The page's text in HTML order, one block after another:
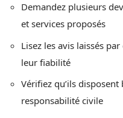
Demandez plusieurs
et services proposés
Lisez les avis laissés
leur fiabilité
Vérifiez qu’ils disposent
responsabilité civile